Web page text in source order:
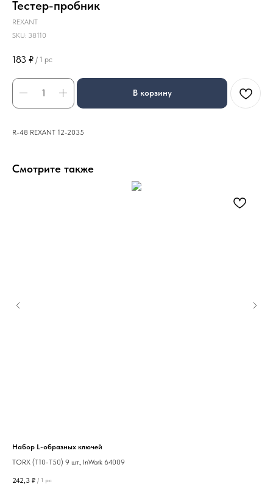
Тестер-пробник
REXANT
SKU: 38110
183 ₽ / 1 pc
В корзину
R-48 REXANT 12-2035
Смотрите также
Набор L-образных ключей
TORX (T10-T50) 9 шт., InWork 64009
242,3 ₽ / 1 pc